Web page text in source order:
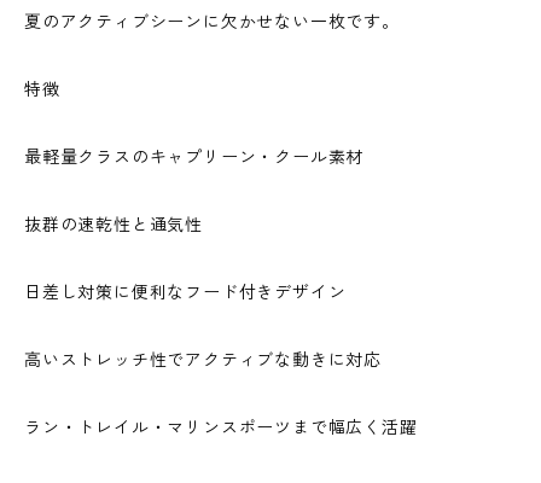
夏のアクティブシーンに欠かせない一枚です。
特徴
最軽量クラスのキャプリーン・クール素材
抜群の速乾性と通気性
日差し対策に便利なフード付きデザイン
高いストレッチ性でアクティブな動きに対応
ラン・トレイル・マリンスポーツまで幅広く活躍